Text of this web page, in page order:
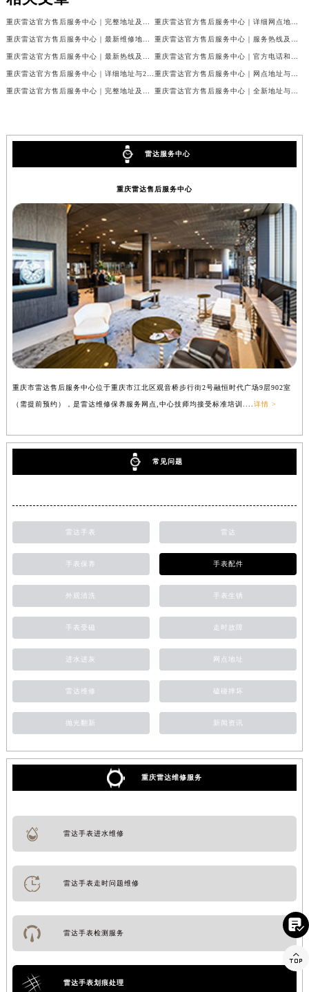
雷达服务中心
重庆雷达售后服务中心
重庆市雷达售后服务中心位于重庆市江北区观音桥步行街2号融恒时代广场9层902室
（需提前预约），是雷达维修保养服务网点,中心技师均接受标准培训.... 详情 >
常见问题
雷达手表 雷达
手表保养 手表配件
外观清洗 手表生锈
手表受磁 走时故障
进水进灰 网点地址
雷达维修 磕碰摔坏
抛光翻新 新闻资讯
重庆雷达维修服务
雷达手表进水维修
雷达手表走时问题维修
雷达手表检测服务
雷达手表划痕处理

